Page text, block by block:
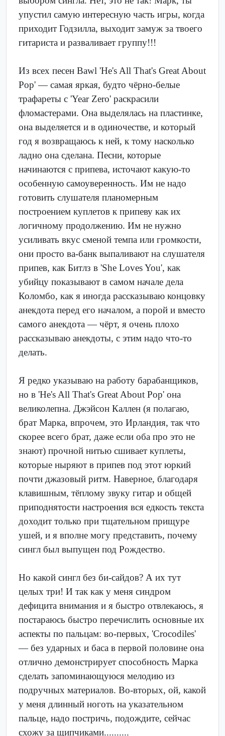
упустил самую интересную часть игры, когда
приходит Годзилла, выходит замуж за твоего
гитариста и разваливает группу!!!
Из всех песен Bawl 'He's All That's Great About
Pop' — самая яркая, будто чёрно-белые
трафареты с 'Year Zero' раскрасили
фломастерами. Она выделялась на пластинке,
она выделяется и в одиночестве, и который
год я возвращаюсь к ней, к тому насколько
ладно она сделана. Песни, которые
начинаются с припева, источают какую-то
особенную самоуверенность. Им не надо
готовить слушателя планомерным
построением куплетов к припеву как их
логичному продолжению. Им не нужно
усиливать вкус сменой темпа или громкости,
они просто ва-банк выпаливают на слушателя
припев, как Битлз в 'She Loves You', как
убийцу показывают в самом начале дела
Коломбо, как я иногда рассказываю концовку
анекдота перед его началом, а порой и вместо
самого анекдота — чёрт, я очень плохо
рассказываю анекдоты, с этим надо что-то
делать.
Я редко указываю на работу барабанщиков,
но в 'He's All That's Great About Pop' она
великолепна. Джэйсон Каллен (я полагаю,
брат Марка, впрочем, это Ирландия, так что
скорее всего брат, даже если оба про это не
знают) прочной нитью сшивает куплеты,
которые ныряют в припев под этот юркий
почти джазовый ритм. Наверное, благодаря
клавишным, тёплому звуку гитар и общей
приподнятости настроения вся едкость текста
доходит только при тщательном прищуре
ушей, и я вполне могу представить, почему
сингл был выпущен под Рождество.
Но какой сингл без би-сайдов? А их тут
целых три! И так как у меня синдром
дефицита внимания и я быстро отвлекаюсь, я
постараюсь быстро перечислить основные их
аспекты по пальцам: во-первых, 'Crocodiles'
— без ударных и баса в первой половине она
отлично демонстрирует способность Марка
сделать запоминающуюся мелодию из
подручных материалов. Во-вторых, ой, какой
у меня длинный ноготь на указательном
пальце, надо постричь, подождите, сейчас
схожу за щипчиками..........